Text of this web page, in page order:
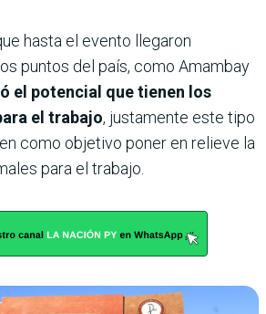
hasta el evento llegaron
puntos del país, como Amambay
el potencial que tienen los
el trabajo, justamente este tipo
como objetivo poner en relieve la
para el trabajo.